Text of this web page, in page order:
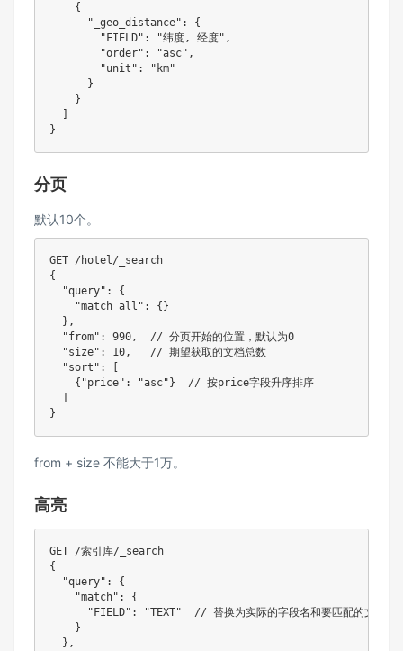
    {
      "_geo_distance": {
        "FIELD": "纬度, 经度",
        "order": "asc",
        "unit": "km"
      }
    }
分页
默认10个。
GET /hotel/_search
{
  "query": {
    "match_all": {}
  },
  "from": 990,  // 分页开始的位置，默认为0
  "size": 10,   // 期望获取的文档总数
  "sort": [
    {"price": "asc"}  // 按price字段升序排序
from + size 不能大于1万。
高亮
GET /索引库/_search
{
  "query": {
    "match": {
      "FIELD": "TEXT"  // 替换为实际的字段名和要匹配的文本
    }
  },